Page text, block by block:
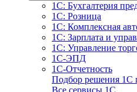
1С: Бухгалтерия
1С: Розница
1С: Комплексная
1С: Зарплата и
1С: Управление
1С-ЭПД
1С-Отчетность
Подбор решения 1С